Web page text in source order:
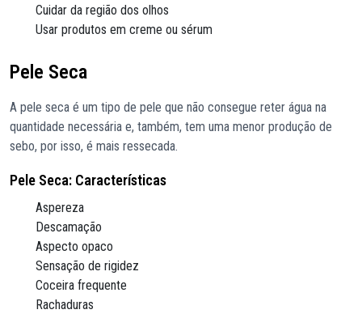
Cuidar da região dos olhos
Usar produtos em creme ou sérum
Pele Seca
A pele seca é um tipo de pele que não consegue reter água na
quantidade necessária e, também, tem uma menor produção de
sebo, por isso, é mais ressecada.
Pele Seca: Características
Aspereza
Descamação
Aspecto opaco
Sensação de rigidez
Coceira frequente
Rachaduras